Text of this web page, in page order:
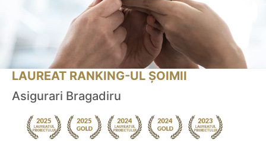
LAUREAT RANKING-UL ȘOIMII
Asigurari Bragadiru